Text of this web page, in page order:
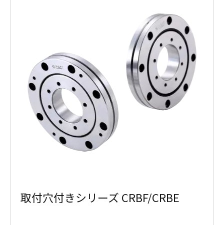
取付穴付きシリーズ CRBF/CRBE